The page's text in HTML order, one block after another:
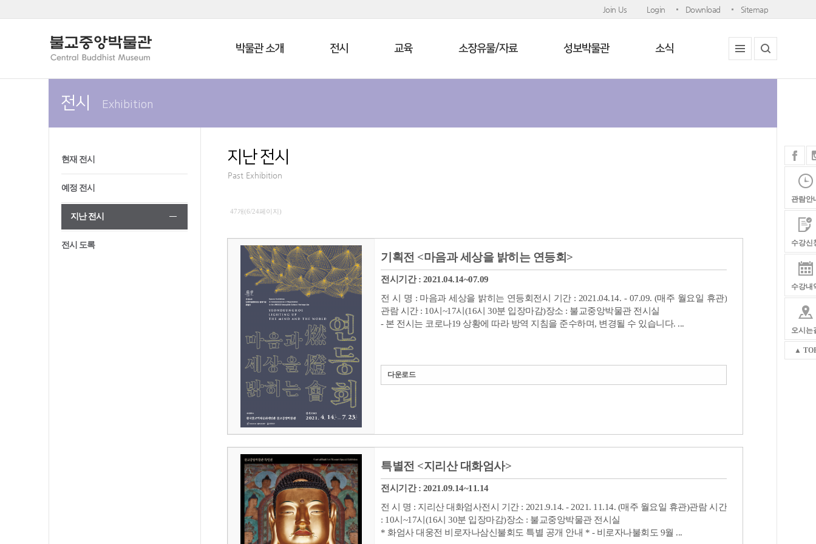
Join Us Login Download Sitemap
박물관 소개 전시 교육 소장유물/자료 성보박물관 소식
전시 Exhibition
현재 전시
예정 전시
지난 전시
전시 도록
지난 전시
Past Exhibition
47개(6/24페이지)
기획전 <마음과 세상을 밝히는 연등회>
전시기간 : 2021.04.14~07.09
전 시 명 : 마음과 세상을 밝히는 연등회전시 기간 : 2021.04.14. - 07.09. (매주 월요일 휴관)
관람 시간 : 10시~17시(16시 30분 입장마감)장소 : 불교중앙박물관 전시실
- 본 전시는 코로나19 상황에 따라 방역 지침을 준수하며, 변경될 수 있습니다. ...
다운로드
특별전 <지리산 대화엄사>
전시기간 : 2021.09.14~11.14
전 시 명 : 지리산 대화엄사전시 기간 : 2021.9.14. - 2021. 11.14. (매주 월요일 휴관)관람 시간
: 10시~17시(16시 30분 입장마감)장소 : 불교중앙박물관 전시실
* 화엄사 대웅전 비로자나삼신불회도 특별 공개 안내 * - 비로자나불회도 9월 ...
관람안
수강신
수강내
오시는
▲